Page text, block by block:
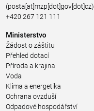
(posta[at]mzp[dot]gov[dot]cz)
+420 267 121 111
Ministerstvo
Žádost o záštitu
Přehled dotací
Příroda a krajina
Voda
Klima a energetika
Ochrana ovzduší
Odpadové hospodářství